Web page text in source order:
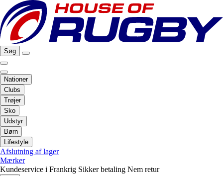
Søg
Nationer
Clubs
Trøjer
Sko
Udstyr
Børn
Lifestyle
Afslutning af lager
Mærker
Kundeservice i Frankrig Sikker betaling Nem retur